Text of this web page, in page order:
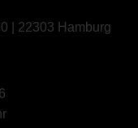
| 22303 Hamburg